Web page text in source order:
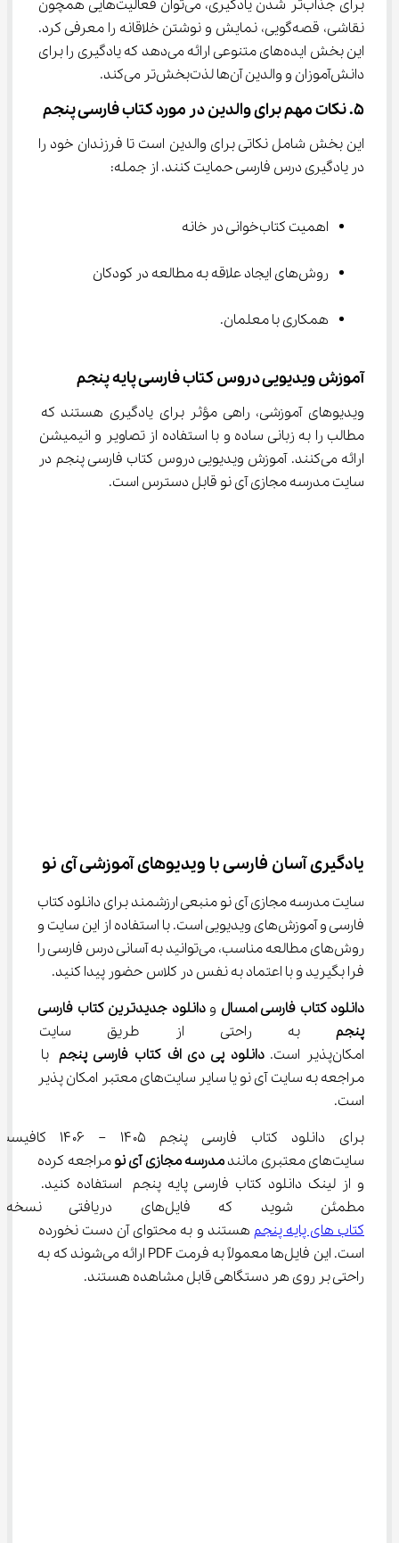
برای جذاب‌تر شدن یادگیری، می‌توان فعالیت‌هایی همچون
نقاشی، قصه‌گویی، نمایش و نوشتن خلاقانه را معرفی کرد.
این بخش ایده‌های متنوعی ارائه می‌دهد که یادگیری را برای
دانش‌آموزان و والدین آن‌ها لذت‌بخش‌تر می‌کند.
5. نکات مهم برای والدین در مورد کتاب فارسی پنجم
این بخش شامل نکاتی برای والدین است تا فرزندان خود را
در یادگیری درس فارسی حمایت کنند. از جمله:
اهمیت کتاب‌خوانی در خانه
روش‌های ایجاد علاقه به مطالعه در کودکان
همکاری با معلمان.
آموزش ویدیویی دروس کتاب فارسی پایه پنجم
ویدیوهای آموزشی، راهی مؤثر برای یادگیری هستند که
مطالب را به زبانی ساده و با استفاده از تصاویر و انیمیشن
ارائه می‌کنند. آموزش ویدیویی دروس کتاب فارسی پنجم در
سایت مدرسه مجازی آی نو قابل دسترس است.
یادگیری آسان فارسی با ویدیوهای آموزشی آی نو
سایت مدرسه مجازی آی نو منبعی ارزشمند برای دانلود کتاب
فارسی و آموزش‌های ویدیویی است. با استفاده از این سایت و
روش‌های مطالعه مناسب، می‌توانید به آسانی درس فارسی را
فرا بگیرید و با اعتماد به نفس در کلاس حضور پیدا کنید.
دانلود کتاب فارسی امسال و دانلود جدیدترین کتاب فارسی
پنجم به راحتی از طریق سایت
امکان‌پذیر است.
دانلود پی دی اف کتاب فارسی پنجم با
مراجعه به سایت آی نو یا سایر سایت‌های معتبر امکان پذیر
است.
برای دانلود کتاب فارسی پنجم
سایت‌های معتبری مانند
مدرسه مجازی آی نو مراجعه کرده
و از لینک دانلود کتاب فارسی پایه پنجم استفاده کنید.
مطمئن شوید که فایل‌های دریافتی نسخه رسمی و کامل
کتاب های پایه پنجم هستند و به محتوای آن دست نخورده
است. این فایل‌ها معمولاً به فرمت PDF ارائه می‌شوند که به
راحتی بر روی هر دستگاهی قابل مشاهده هستند.